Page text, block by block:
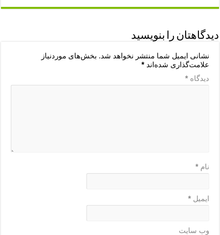
دیدگاهتان را بنویسید
نشانی ایمیل شما منتشر نخواهد شد. بخش‌های موردنیاز
علامت‌گذاری شده‌اند*
دیدگاه*
نام*
ایمیل*
وب‌ سایت